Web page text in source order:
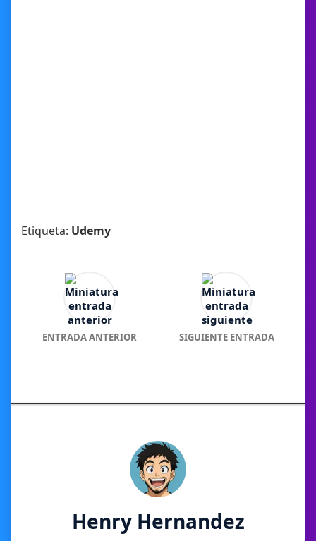
Etiqueta: Udemy
ENTRADA ANTERIOR SIGUIENTE ENTRADA
Henry Hernandez